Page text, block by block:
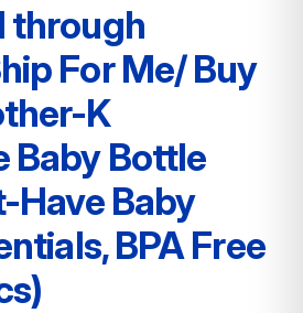
through
For Me/ Buy
K
Baby Bottle
Have Baby
BPA Free